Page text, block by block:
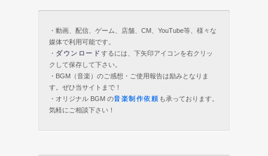
・動画、配信、ゲーム、店舗、CM、YouTube等、様々な
媒体で利用可能です。
・ ダウンロード するには、下矢印アイコンを右クリッ
クして保存して下さい。
・BGM（音楽）のご感想・ご使用報告は励みとなりま
す。ぜひ当サイトまで！
・オリジナル BGM の音楽制作依頼 も承っております。
気軽にご相談下さい！